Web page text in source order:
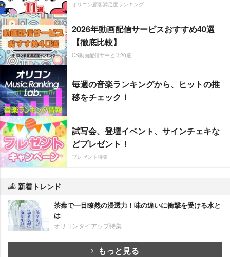
オリコン顧客満足度ランキング
2026年動画配信サービスおすすめ40選
【徹底比較】
CS動画配信サービス20選
毎週の音楽ランキングから、ヒットの推
移をチェック！
試写会、登壇イベント、サインチェキな
どプレゼント！
プレゼント特集
新着トレンド
茶葉で一目瞭然の浸透力！味の違いに衝撃を受ける水と
は
オリコンタイアップ特集
もっと見る